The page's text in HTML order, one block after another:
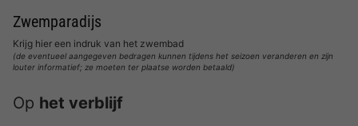
Zwemparadijs
Krijg hier een indruk van het zwembad
(de eventueel aangegeven bedragen kunnen tijdens het seizoen veranderen en zijn
louter informatief; ze moeten ter plaatse worden betaald)
Op het verblijf